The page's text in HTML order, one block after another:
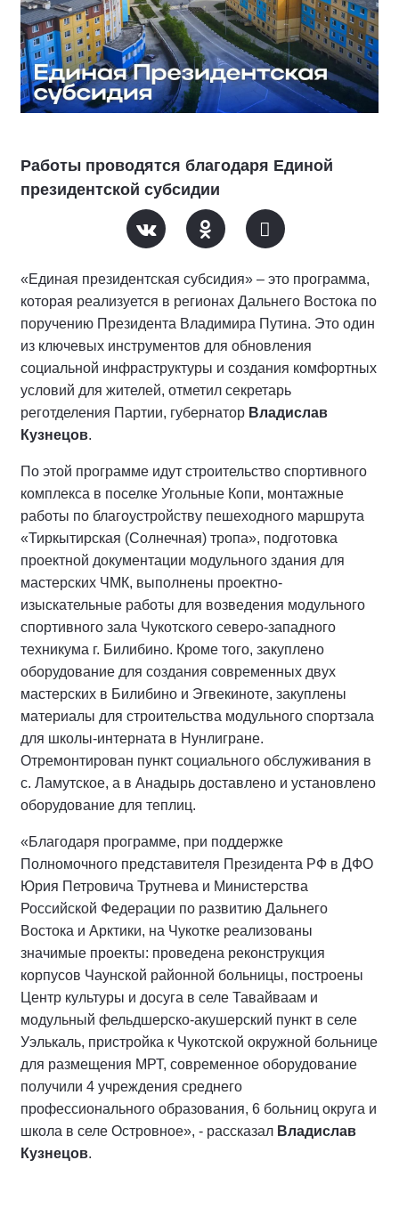
Работы проводятся благодаря Единой
президентской субсидии
«Единая президентская субсидия» – это программа,
которая реализуется в регионах Дальнего Востока по
поручению Президента Владимира Путина. Это один
из ключевых инструментов для обновления
социальной инфраструктуры и создания комфортных
условий для жителей, отметил секретарь
реготделения Партии, губернатор Владислав
Кузнецов.
По этой программе идут строительство спортивного
комплекса в поселке Угольные Копи, монтажные
работы по благоустройству пешеходного маршрута
«Тиркытирская (Солнечная) тропа», подготовка
проектной документации модульного здания для
мастерских ЧМК, выполнены проектно-
изыскательные работы для возведения модульного
спортивного зала Чукотского северо-западного
техникума г. Билибино. Кроме того, закуплено
оборудование для создания современных двух
мастерских в Билибино и Эгвекиноте, закуплены
материалы для строительства модульного спортзала
для школы-интерната в Нунлигране.
Отремонтирован пункт социального обслуживания в
с. Ламутское, а в Анадырь доставлено и установлено
оборудование для теплиц.
«Благодаря программе, при поддержке
Полномочного представителя Президента РФ в ДФО
Юрия Петровича Трутнева и Министерства
Российской Федерации по развитию Дальнего
Востока и Арктики, на Чукотке реализованы
значимые проекты: проведена реконструкция
корпусов Чаунской районной больницы, построены
Центр культуры и досуга в селе Тавайваам и
модульный фельдшерско-акушерский пункт в селе
Уэлькаль, пристройка к Чукотской окружной больнице
для размещения МРТ, современное оборудование
получили 4 учреждения среднего
профессионального образования, 6 больниц округа и
школа в селе Островное», - рассказал Владислав
Кузнецов.